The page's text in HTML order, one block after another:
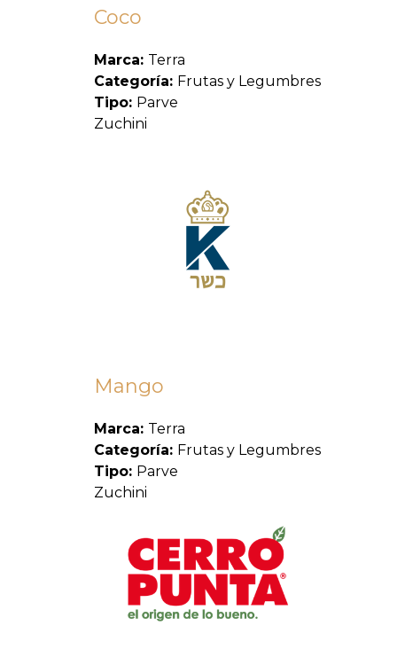
Coco
Marca: Terra
Categoría: Frutas y Legumbres
Tipo: Parve
Zuchini
Mango
Marca: Terra
Categoría: Frutas y Legumbres
Tipo: Parve
Zuchini